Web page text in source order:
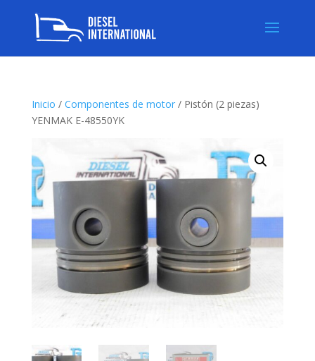
Inicio / Componentes de motor/ Pistón (2 piezas)
YENMAK E-48550YK